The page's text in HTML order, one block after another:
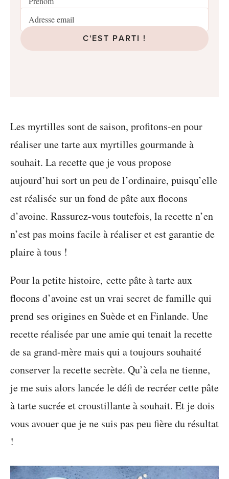
C'EST PARTI !
Les myrtilles sont de saison, profitons-en pour
réaliser une tarte aux myrtilles gourmande à
souhait. La recette que je vous propose
aujourd’hui sort un peu de l’ordinaire, puisqu’elle
est réalisée sur un fond de pâte aux flocons
d’avoine. Rassurez-vous toutefois, la recette n’en
n’est pas moins facile à réaliser et est garantie de
plaire à tous !
Pour la petite histoire, cette pâte à tarte aux
flocons d’avoine est un vrai secret de famille qui
prend ses origines en Suède et en Finlande. Une
recette réalisée par une amie qui tenait la recette
de sa grand-mère mais qui a toujours souhaité
conserver la recette secrète. Qu’à cela ne tienne,
je me suis alors lancée le défi de recréer cette pâte
à tarte sucrée et croustillante à souhait. Et je dois
vous avouer que je ne suis pas peu fière du résultat
!